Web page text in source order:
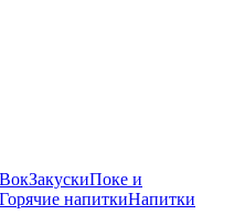
ЗакускиПоке и
Горячие напиткиНапитки